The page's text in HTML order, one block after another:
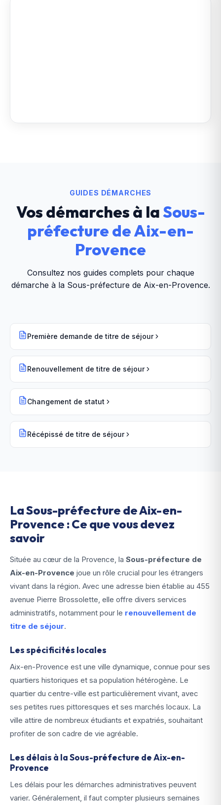
GUIDES DÉMARCHES
Vos démarches à laSous-
préfecture de Aix-en-
Provence
Consultez nos guides complets pour chaque
démarche à la Sous-préfecture de Aix-en-Provence.
Première demande de titre de séjour
Renouvellement de titre de séjour
Changement de statut
Récépissé de titre de séjour
La Sous-préfecture de Aix-en-
Provence : Ce que vous devez
savoir
Située au cœur de la Provence, la Sous-préfecture de
Aix-en-Provence joue un rôle crucial pour les étrangers
vivant dans la région. Avec une adresse bien établie au 455
avenue Pierre Brossolette, elle offre divers services
administratifs, notamment pour le renouvellement de
titre de séjour.
Les spécificités locales
Aix-en-Provence est une ville dynamique, connue pour ses
quartiers historiques et sa population hétérogène. Le
quartier du centre-ville est particulièrement vivant, avec
ses petites rues pittoresques et ses marchés locaux. La
ville attire de nombreux étudiants et expatriés, souhaitant
profiter de son cadre de vie agréable.
Les délais à la Sous-préfecture de Aix-en-
Provence
Les délais pour les démarches administratives peuvent
varier. Généralement, il faut compter plusieurs semaines